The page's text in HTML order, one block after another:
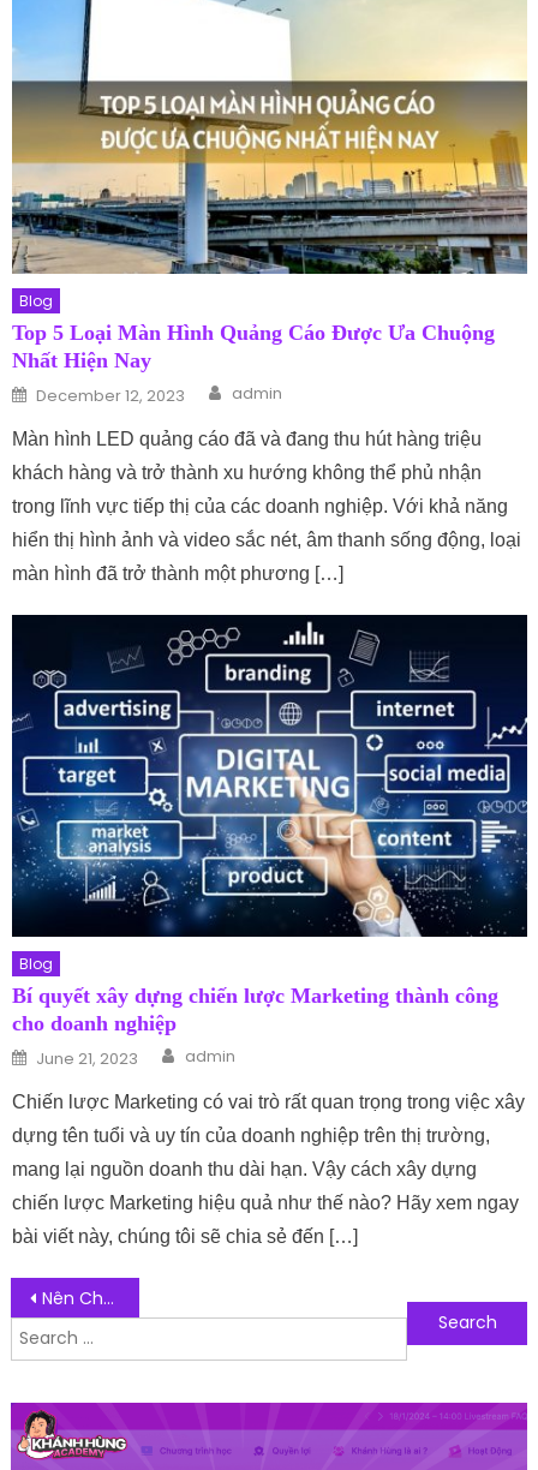
Blog
Top 5 Loại Màn Hình Quảng Cáo Được Ưa Chuộng
Nhất Hiện Nay
Posted on
December 12, 2023 Author
admin
Màn hình LED quảng cáo đã và đang thu hút hàng triệu
khách hàng và trở thành xu hướng không thể phủ nhận
trong lĩnh vực tiếp thị của các doanh nghiệp. Với khả năng
hiển thị hình ảnh và video sắc nét, âm thanh sống động, loại
màn hình đã trở thành một phương […]
Blog
Bí quyết xây dựng chiến lược Marketing thành công
cho doanh nghiệp
Posted on
June 21, 2023 Author
admin
Chiến lược Marketing có vai trò rất quan trọng trong việc xây
dựng tên tuổi và uy tín của doanh nghiệp trên thị trường,
mang lại nguồn doanh thu dài hạn. Vậy cách xây dựng
chiến lược Marketing hiệu quả như thế nào? Hãy xem ngay
bài viết này, chúng tôi sẽ chia sẻ đến […]
Post navigation
Nên Chọn Ghế Ngả Lưng Hay Ghế Cố Định – Loại Nào Tốt Hơn?
Search for: